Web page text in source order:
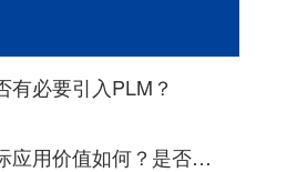
有必要引入PLM？
AI在PLM中的实际应用价值如何？是否存在概念炒作成分？